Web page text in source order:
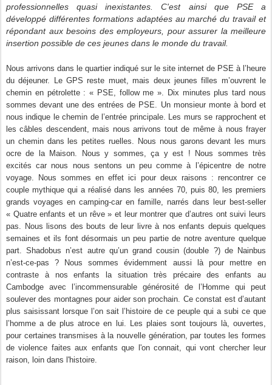
professionnelles quasi inexistantes. C'est ainsi que PSE a
développé différentes formations adaptées au marché du travail et
répondant aux besoins des employeurs, pour assurer la meilleure
insertion possible de ces jeunes dans le monde du travail.
Nous arrivons dans le quartier indiqué sur le site internet de PSE à l’heure
du déjeuner. Le GPS reste muet, mais deux jeunes filles m’ouvrent le
chemin en pétrolette : « PSE, follow me ». Dix minutes plus tard nous
sommes devant une des entrées de PSE. Un monsieur monte à bord et
nous indique le chemin de l’entrée principale. Les murs se rapprochent et
les câbles descendent, mais nous arrivons tout de même à nous frayer
un chemin dans les petites ruelles. Nous nous garons devant les murs
ocre de la Maison. Nous y sommes, ça y est ! Nous sommes très
excités car nous nous sentons un peu comme à l’épicentre de notre
voyage. Nous sommes en effet ici pour deux raisons : rencontrer ce
couple mythique qui a réalisé dans les années 70, puis 80, les premiers
grands voyages en camping-car en famille, narrés dans leur best-seller
« Quatre enfants et un rêve » et leur montrer que d’autres ont suivi leurs
pas. Nous lisons des bouts de leur livre à nos enfants depuis quelques
semaines et ils font désormais un peu partie de notre aventure quelque
part. Shadobus n’est autre qu’un grand cousin (double ?) de Nainbus
n’est-ce-pas ? Nous sommes évidemment aussi là pour mettre en
contraste à nos enfants la situation très précaire des enfants au
Cambodge avec l’incommensurable générosité de l’Homme qui peut
soulever des montagnes pour aider son prochain. Ce constat est d’autant
plus saisissant lorsque l’on sait l’histoire de ce peuple qui a subi ce que
l’homme a de plus atroce en lui. Les plaies sont toujours là, ouvertes,
pour certaines transmises à la nouvelle génération, par toutes les formes
de violence faites aux enfants que l'on connait, qui vont chercher leur
raison, loin dans l'histoire.